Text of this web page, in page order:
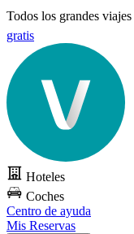
Todos los grandes viajes
gratis
Hoteles
Coches
Centro de ayuda
Mis Reservas